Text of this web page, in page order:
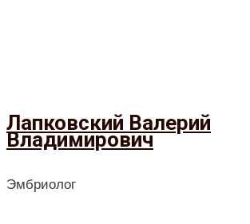
Лапковский Валерий
Владимирович
Эмбриолог